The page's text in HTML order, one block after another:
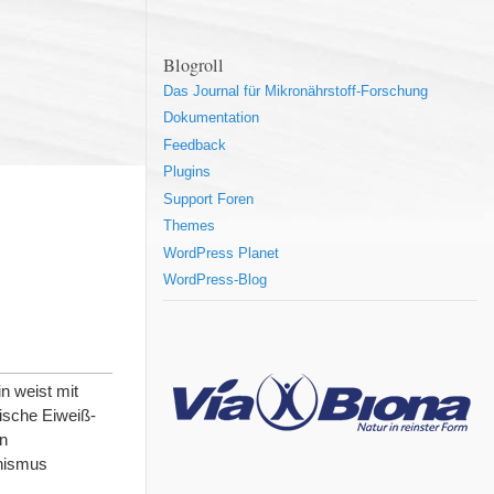
weist mit
Eiweiß-
Blogroll
Das Journal für Mikronährstoff-Forschung
Dokumentation
Feedback
Plugins
Support Foren
Themes
WordPress Planet
WordPress-Blog